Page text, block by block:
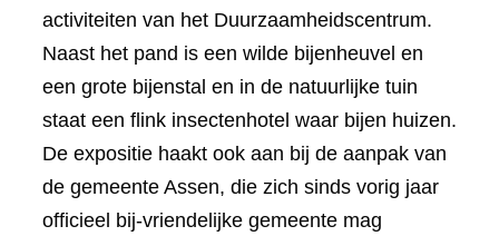
activiteiten van het Duurzaamheidscentrum.
Naast het pand is een wilde bijenheuvel en
een grote bijenstal en in de natuurlijke tuin
staat een flink insectenhotel waar bijen huizen.
De expositie haakt ook aan bij de aanpak van
de gemeente Assen, die zich sinds vorig jaar
officieel bij-vriendelijke gemeente mag